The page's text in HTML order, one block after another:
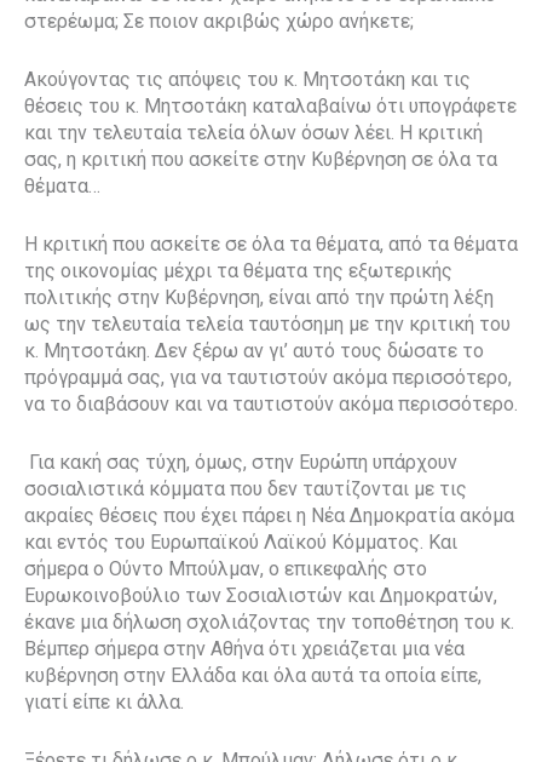
στερέωμα; Σε ποιον ακριβώς χώρο ανήκετε;
Ακούγοντας τις απόψεις του κ. Μητσοτάκη και τις
θέσεις του κ. Μητσοτάκη καταλαβαίνω ότι υπογράφετε
και την τελευταία τελεία όλων όσων λέει. Η κριτική
σας, η κριτική που ασκείτε στην Κυβέρνηση σε όλα τα
θέματα…
Η κριτική που ασκείτε σε όλα τα θέματα, από τα θέματα
της οικονομίας μέχρι τα θέματα της εξωτερικής
πολιτικής στην Κυβέρνηση, είναι από την πρώτη λέξη
ως την τελευταία τελεία ταυτόσημη με την κριτική του
κ. Μητσοτάκη. Δεν ξέρω αν γι’ αυτό τους δώσατε το
πρόγραμμά σας, για να ταυτιστούν ακόμα περισσότερο,
να το διαβάσουν και να ταυτιστούν ακόμα περισσότερο.
Για κακή σας τύχη, όμως, στην Ευρώπη υπάρχουν
σοσιαλιστικά κόμματα που δεν ταυτίζονται με τις
ακραίες θέσεις που έχει πάρει η Νέα Δημοκρατία ακόμα
και εντός του Ευρωπαϊκού Λαϊκού Κόμματος. Και
σήμερα ο Ούντο Μπούλμαν, ο επικεφαλής στο
Ευρωκοινοβούλιο των Σοσιαλιστών και Δημοκρατών,
έκανε μια δήλωση σχολιάζοντας την τοποθέτηση του κ.
Βέμπερ σήμερα στην Αθήνα ότι χρειάζεται μια νέα
κυβέρνηση στην Ελλάδα και όλα αυτά τα οποία είπε,
γιατί είπε κι άλλα.